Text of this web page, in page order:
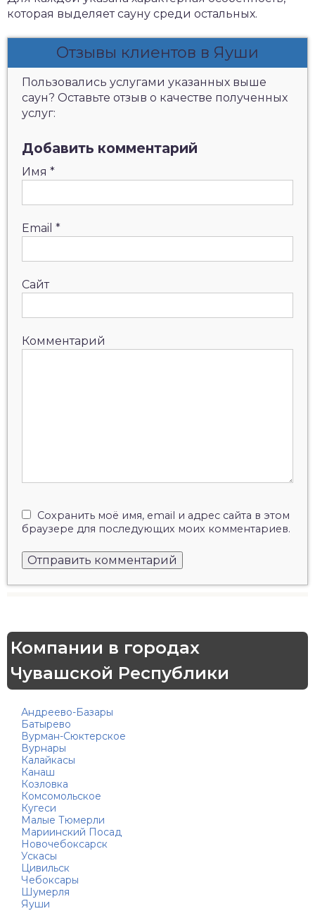
которая выделяет сауну среди остальных.
Отзывы клиентов в Яуши
Пользовались услугами указанных выше
саун? Оставьте отзыв о качестве полученных
услуг:
Добавить комментарий
Имя *
Email *
Сайт
Комментарий
Сохранить моё имя, email и адрес сайта в этом
браузере для последующих моих комментариев.
Компании в городах
Чувашской Республики
Андреево-Базары
Батырево
Вурман-Сюктерское
Вурнары
Калайкасы
Канаш
Козловка
Комсомольское
Кугеси
Малые Тюмерли
Мариинский Посад
Новочебоксарск
Ускасы
Цивильск
Чебоксары
Шумерля
Яуши